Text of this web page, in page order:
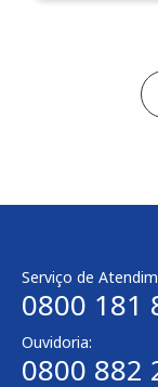
Serviço de
0800 181
Ouvidoria:
0800 882